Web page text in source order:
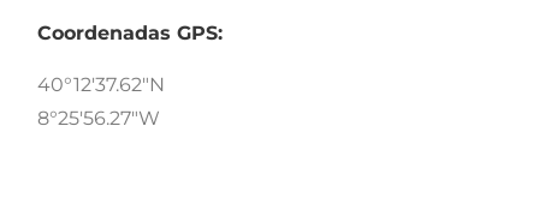
Coordenadas GPS:
40°12'37.62"N
8°25'56.27"W